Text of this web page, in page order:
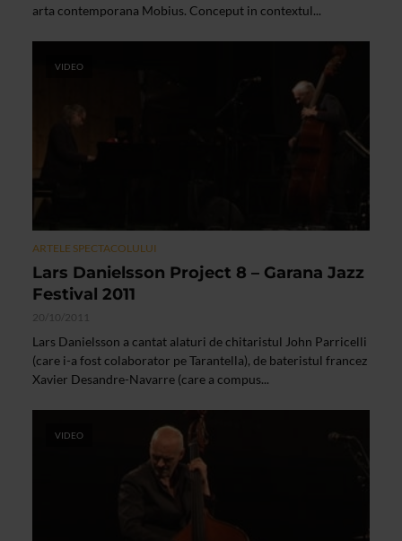
arta contemporana Mobius. Conceput in contextul...
VIDEO
ARTELE SPECTACOLULUI
Lars Danielsson Project 8 – Garana Jazz
Festival 2011
20/10/2011
Lars Danielsson a cantat alaturi de chitaristul John Parricelli
(care i-a fost colaborator pe Tarantella), de bateristul francez
Xavier Desandre-Navarre (care a compus...
VIDEO